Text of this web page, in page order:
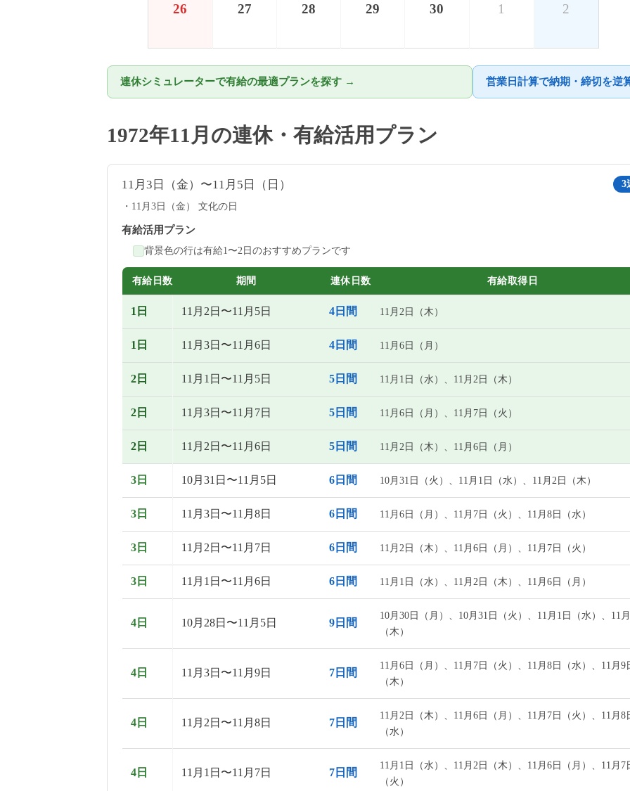
26 27 28 29 30 1 2
連休シミュレーターで有給の最適プランを探す → 営業日計算で納期・締切を逆
1972年11月の連休・有給活用プラン
11月3日（金）〜11月5日（日） 3
11月3日（金） 文化の日
有給活用プラン
背景色の行は有給1〜2日のおすすめプランです
有給日数 期間 連休日数 有給取得日
1日 11月2日〜11月5日 4日間 11月2日（木）
1日 11月3日〜11月6日 4日間 11月6日（月）
2日 11月1日〜11月5日 5日間 11月1日（水）、11月2日（木）
2日 11月3日〜11月7日 5日間 11月6日（月）、11月7日（火）
2日 11月2日〜11月6日 5日間 11月2日（木）、11月6日（月）
3日 10月31日〜11月5日 6日間 10月31日（火）、11月1日（水）、11月2日（木）
3日 11月3日〜11月8日 6日間 11月6日（月）、11月7日（火）、11月8日（水）
3日 11月2日〜11月7日 6日間 11月2日（木）、11月6日（月）、11月7日（火）
3日 11月1日〜11月6日 6日間 11月1日（水）、11月2日（木）、11月6日（月）
4日 10月28日〜11月5日 9日間
10月30日（月）、10月31日（火）、11月1日（水）、11
（木）
4日 11月3日〜11月9日 7日間
11月6日（月）、11月7日（火）、11月8日（水）、11月9
（木）
4日 11月2日〜11月8日 7日間
11月2日（木）、11月6日（月）、11月7日（火）、11月8
（水）
4日 11月1日〜11月7日 7日間
11月1日（水）、11月2日（木）、11月6日（月）、11月7
（火）